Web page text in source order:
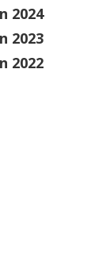
2024
2023
2022